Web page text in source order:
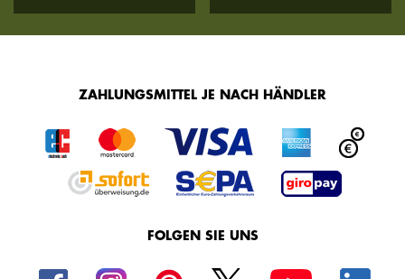
ZAHLUNGSMITTEL JE NACH HÄNDLER
FOLGEN SIE UNS